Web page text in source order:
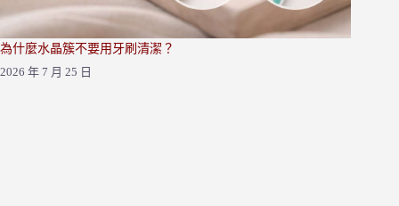
為什麼水晶簇不要用牙刷清潔？
2026 年 7 月 25 日